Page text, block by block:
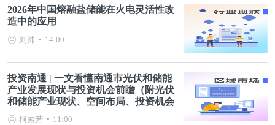
2026年中国熔融盐储能在火电灵活性改
造中的应用
刘帅 14:00
投资南通 | 一文看懂南通市光伏和储能
产业发展现状与投资机会前瞻（附光伏
和储能产业现状、空间布局、投资机会
分析等）
柯素芳 11:00